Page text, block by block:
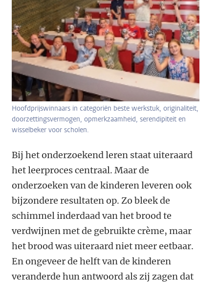
Hoofdprijswinnaars in categoriën beste werkstuk, originaliteit,
doorzettingsvermogen, opmerkzaamheid, serendipiteit en
wisselbeker voor scholen.
Bij het onderzoekend leren staat uiteraard
het leerproces centraal. Maar de
onderzoeken van de kinderen leveren ook
bijzondere resultaten op. Zo bleek de
schimmel inderdaad van het brood te
verdwijnen met de gebruikte crème, maar
het brood was uiteraard niet meer eetbaar.
En ongeveer de helft van de kinderen
veranderde hun antwoord als zij zagen dat